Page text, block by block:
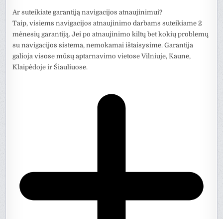
Ar suteikiate garantiją navigacijos atnaujinimui?
Taip, visiems navigacijos atnaujinimo darbams suteikiame 2
mėnesių garantiją. Jei po atnaujinimo kiltų bet kokių problemų
su navigacijos sistema, nemokamai ištaisysime. Garantija
galioja visose mūsų aptarnavimo vietose Vilniuje, Kaune,
Klaipėdoje ir Šiauliuose.